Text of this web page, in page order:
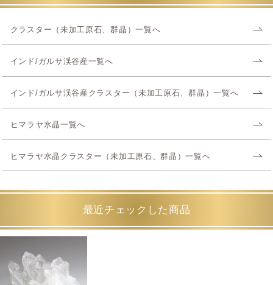
クラスター（未加工原石、群晶）一覧へ
インド/ガルサ渓谷産一覧へ
インド/ガルサ渓谷産クラスター（未加工原石、群晶）一覧へ
ヒマラヤ水晶一覧へ
ヒマラヤ水晶クラスター（未加工原石、群晶）一覧へ
最近チェックした商品